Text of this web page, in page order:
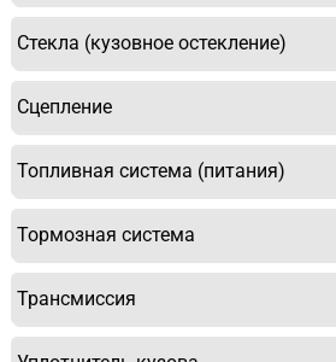
Стекла (кузовное остекление)
Сцепление
Топливная система (питания)
Тормозная система
Трансмиссия